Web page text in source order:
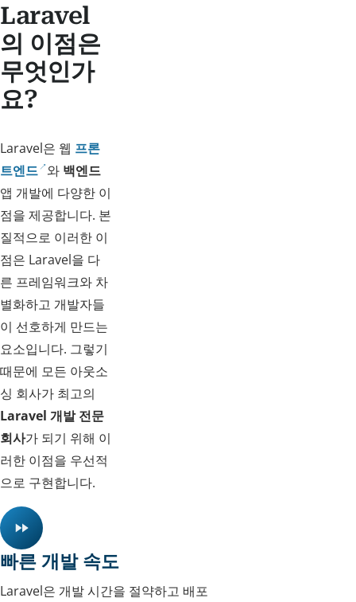
Laravel
의 이점은
무엇인가
요?
Laravel은 웹 프론
트엔드 와 백엔드
앱 개발에 다양한 이
점을 제공합니다. 본
질적으로 이러한 이
점은 Laravel을 다
른 프레임워크와 차
별화하고 개발자들
이 선호하게 만드는
요소입니다. 그렇기
때문에 모든 아웃소
싱 회사가 최고의
Laravel 개발 전문
회사가 되기 위해 이
러한 이점을 우선적
으로 구현합니다.
빠른 개발 속도
Laravel은 개발 시간을 절약하고 배포